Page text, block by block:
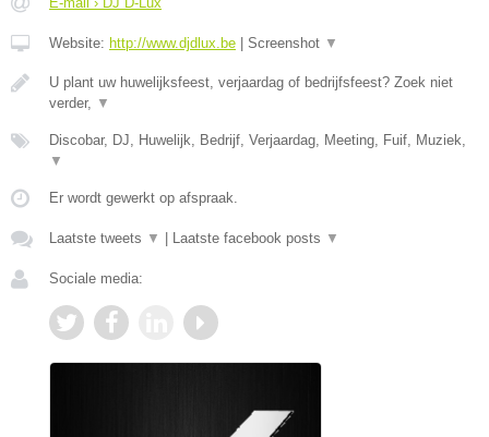
Website: http://www.djdlux.be | Screenshot ▼
U plant uw huwelijksfeest, verjaardag of bedrijfsfeest? Zoek niet
verder,
▼
Discobar, DJ, Huwelijk, Bedrijf, Verjaardag, Meeting, Fuif, Muziek,
▼
Er wordt gewerkt op afspraak.
Laatste tweets ▼ | Laatste facebook posts ▼
Sociale media: